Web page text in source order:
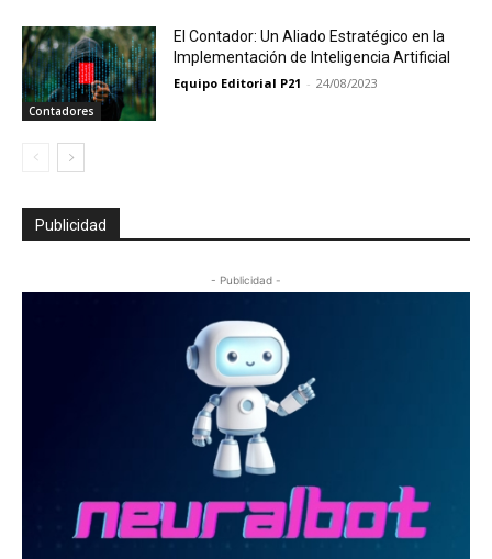
Contadores
El Contador: Un Aliado Estratégico en la
Implementación de Inteligencia Artificial
Equipo Editorial P21 - 24/08/2023
Publicidad
- Publicidad -